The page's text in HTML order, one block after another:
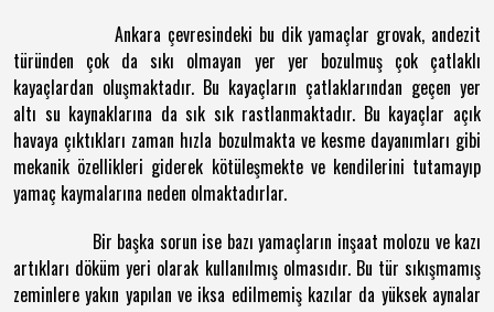
Ankara çevresindeki bu dik yamaçlar grovak, andezit
türünden çok da sıkı olmayan yer yer bozulmuş çok çatlaklı
kayaçlardan oluşmaktadır. Bu kayaçların çatlaklarından geçen yer
altı su kaynaklarına da sık sık rastlanmaktadır. Bu kayaçlar açık
havaya çıktıkları zaman hızla bozulmakta ve kesme dayanımları gibi
mekanik özellikleri giderek kötüleşmekte ve kendilerini tutamayıp
yamaç kaymalarına neden olmaktadırlar.
Bir başka sorun ise bazı yamaçların inşaat molozu ve kazı
artıkları döküm yeri olarak kullanılmış olmasıdır. Bu tür sıkışmamış
zeminlere yakın yapılan ve iksa edilmemiş kazılar da yüksek aynalar